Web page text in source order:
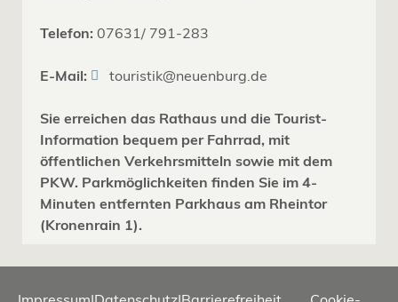
Telefon: 07631/ 791-283
E-Mail: touristik@neuenburg.de
Sie erreichen das Rathaus und die Tourist-
Information bequem per Fahrrad, mit
öffentlichen Verkehrsmitteln sowie mit dem
PKW. Parkmöglichkeiten finden Sie im 4-
Minuten entfernten Parkhaus am Rheintor
(Kronenrain 1).